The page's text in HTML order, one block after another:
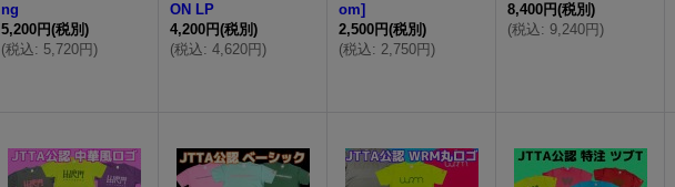
ng
5,200円(税別)
(税込: 5,720円)
ON LP
4,200円(税別)
(税込: 4,620円)
om]
2,500円(税別)
(税込: 2,750円)
8,400円(税別)
(税込: 9,240円)